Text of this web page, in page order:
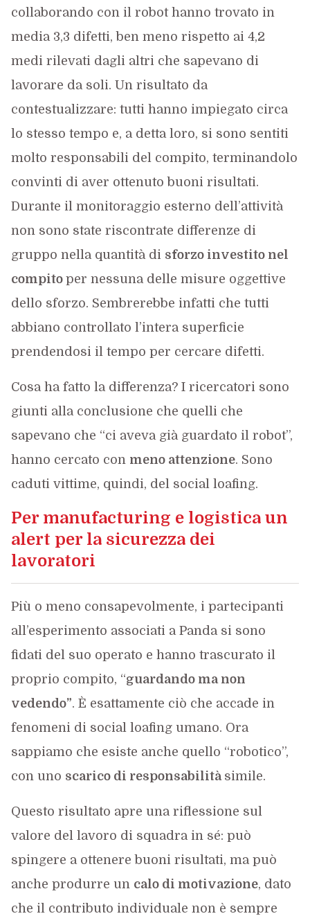
collaborando con il robot hanno trovato in
media 3,3 difetti, ben meno rispetto ai 4,2
medi rilevati dagli altri che sapevano di
lavorare da soli. Un risultato da
contestualizzare: tutti hanno impiegato circa
lo stesso tempo e, a detta loro, si sono sentiti
molto responsabili del compito, terminandolo
convinti di aver ottenuto buoni risultati.
Durante il monitoraggio esterno dell’attività
non sono state riscontrate differenze di
gruppo nella quantità di sforzo investito nel
compito per nessuna delle misure oggettive
dello sforzo. Sembrerebbe infatti che tutti
abbiano controllato l’intera superficie
prendendosi il tempo per cercare difetti.
Cosa ha fatto la differenza? I ricercatori sono
giunti alla conclusione che quelli che
sapevano che “ci aveva già guardato il robot”,
hanno cercato con meno attenzione. Sono
caduti vittime, quindi, del social loafing.
Per manufacturing e logistica un
alert per la sicurezza dei
lavoratori
Più o meno consapevolmente, i partecipanti
all’esperimento associati a Panda si sono
fidati del suo operato e hanno trascurato il
proprio compito, “guardando ma non
vedendo”. È esattamente ciò che accade in
fenomeni di social loafing umano. Ora
sappiamo che esiste anche quello “robotico”,
con uno scarico di responsabilità simile.
Questo risultato apre una riflessione sul
valore del lavoro di squadra in sé: può
spingere a ottenere buoni risultati, ma può
anche produrre un calo di motivazione, dato
che il contributo individuale non è sempre